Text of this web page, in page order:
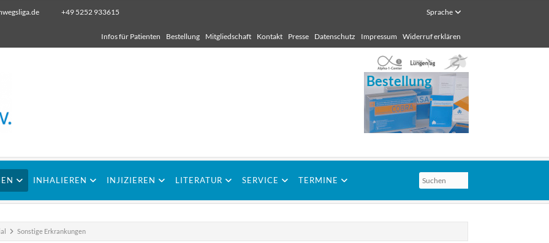
+49 5252 933615 Sprache
Infos für Patienten Bestellung Mitgliedschaft Kontakt Presse Datenschutz Impressum Widerruf erklären
Bestellung
INHALIEREN INJIZIEREN LITERATUR SERVICE TERMINE
Sonstige Erkrankungen